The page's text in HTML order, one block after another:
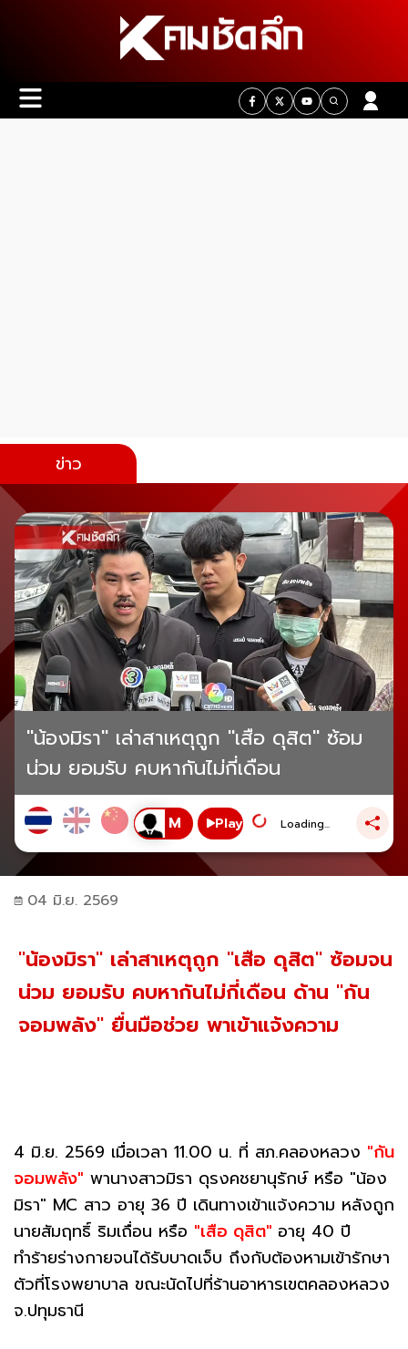
ข่าว
"น้องมิรา" เล่าสาเหตุถูก "เสือ ดุสิต" ซ้อม
น่วม ยอมรับ คบหากันไม่กี่เดือน
Play Loading...
04 มิ.ย. 2569
"น้องมิรา" เล่าสาเหตุถูก "เสือ ดุสิต" ซ้อมจน
น่วม ยอมรับ คบหากันไม่กี่เดือน ด้าน "กัน
จอมพลัง" ยื่นมือช่วย พาเข้าแจ้งความ
4 มิ.ย. 2569 เมื่อเวลา 11.00 น. ที่ สภ.คลองหลวง "กัน
จอมพลัง" พานางสาวมิรา ดุรงคชยานุรักษ์ หรือ "น้อง
มิรา" MC สาว อายุ 36 ปี เดินทางเข้าแจ้งความ หลังถูก
นายสัมฤทธิ์ ริมเถื่อน หรือ "เสือ ดุสิต" อายุ 40 ปี
ทำร้ายร่างกายจนได้รับบาดเจ็บ ถึงกับต้องหามเข้ารักษา
ตัวที่โรงพยาบาล ขณะนัดไปที่ร้านอาหารเขตคลองหลวง
จ.ปทุมธานี